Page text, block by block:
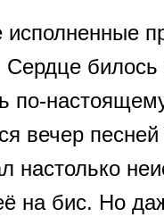
билось
по-
вечер
настолько
на бис. Но